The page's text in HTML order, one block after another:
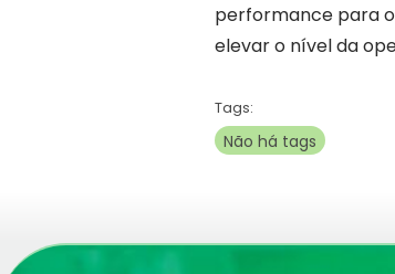
performance para
elevar o nível da
Tags:
Não há tags